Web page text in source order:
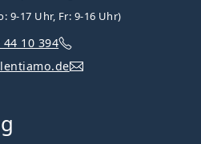
9-17 Uhr, Fr: 9-16 Uhr)
44 10 394